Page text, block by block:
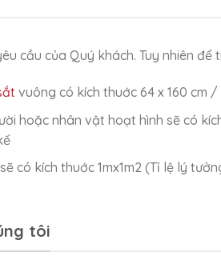
cầu của Quý khách. Tuy nhiên
vuông có kích thuớc 64 x 160 cm /
hoặc nhân vật hoạt hình sẽ có
có kích thuớc 1mx1m2 (Tỉ lệ lý
tôi